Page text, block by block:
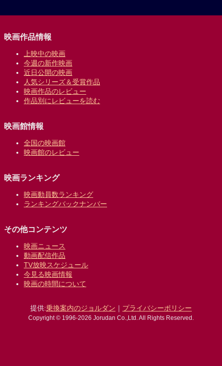
映画作品情報
上映中の映画
今週の新作映画
近日公開の映画
人気シリーズ＆受賞作品
映画作品のレビュー
作品別にレビューを読む
映画館情報
全国の映画館
映画館のレビュー
映画ランキング
映画動員数ランキング
ランキングバックナンバー
その他コンテンツ
映画ニュース
動画配信作品
TV放映スケジュール
今見る映画情報
映画の時間について
提供:乗換案内のジョルダン ｜ プライバシーポリシー
Copyright © 1996-2026 Jorudan Co.,Ltd. All Rights Reserved.